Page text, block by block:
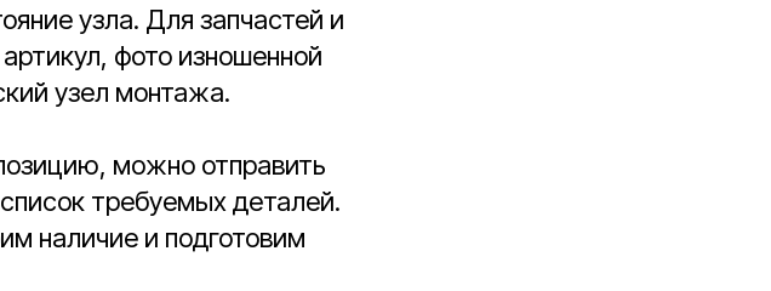
узла. Для запчастей и
фото изношенной
узел монтажа.
можно отправить
требуемых деталей.
наличие и подготовим